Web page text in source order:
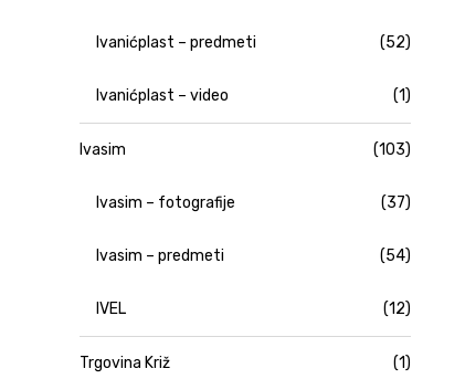
Ivanićplast – predmeti (52)
Ivanićplast – video (1)
Ivasim (103)
Ivasim – fotografije (37)
Ivasim – predmeti (54)
IVEL (12)
Trgovina Križ (1)